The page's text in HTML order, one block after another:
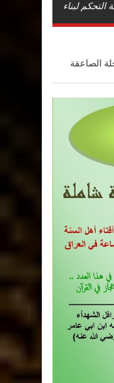
لبناء
الصاعقة